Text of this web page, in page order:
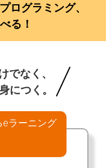
ログラミング、
る！
でなく、
につく。
eラーニング